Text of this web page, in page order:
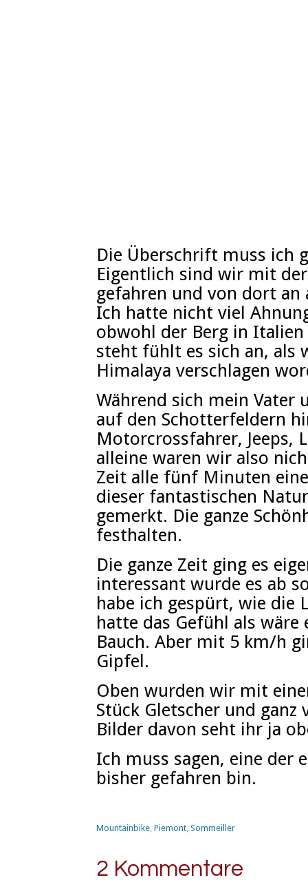
Die Überschrift muss ich
Eigentlich sind wir mit
gefahren und von dort
Ich hatte nicht viel
obwohl der Berg in Italien
steht fühlt es sich an, als
Himalaya verschlagen
Während sich mein Vater
auf den Schotterfeldern
Motorcrossfahrer, Jeeps,
alleine waren wir also
Zeit alle fünf Minuten
dieser fantastischen
gemerkt. Die ganze
festhalten.
Die ganze Zeit ging es
interessant wurde es ab
habe ich gespürt, wie
hatte das Gefühl als
Bauch. Aber mit 5 km/h
Gipfel.
Oben wurden wir mit
Stück Gletscher und ganz
Bilder davon seht ihr ja
Ich muss sagen, eine der
bisher gefahren bin.
Mountainbike, Piemont, Sommeiller
2 Kommentare